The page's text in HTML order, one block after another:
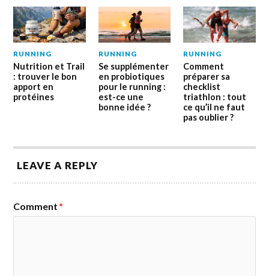
RUNNING
Nutrition et Trail
: trouver le bon
apport en
protéines
RUNNING
Se supplémenter
en probiotiques
pour le running :
est-ce une
bonne idée ?
RUNNING
Comment
préparer sa
checklist
triathlon : tout
ce qu’il ne faut
pas oublier ?
LEAVE A REPLY
Comment *